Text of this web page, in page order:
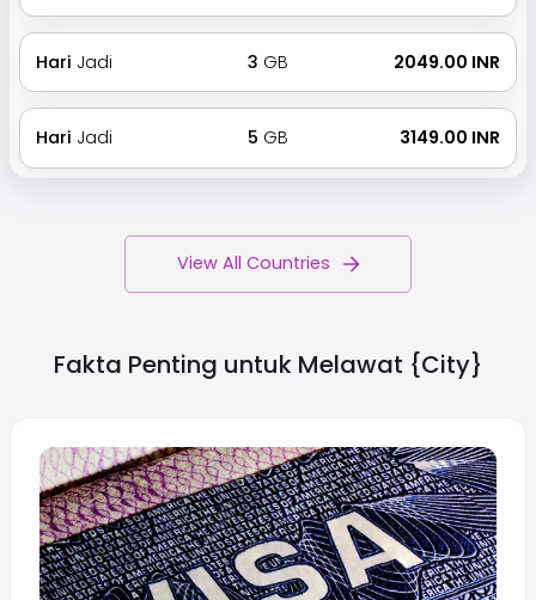
Hari Jadi 3 GB ₹ 2049.00 INR
Hari Jadi 5 GB ₹ 3149.00 INR
View All Countries
Fakta Penting untuk Melawat {city}